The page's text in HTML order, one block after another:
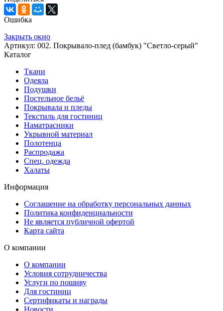
Ошибка
Закрыть окно
Артикул: 002. Покрывало-плед (бамбук) "Светло-серый"
Каталог
Ткани
Одеяла
Подушки
Постельное бельё
Покрывала и пледы
Текстиль для гостиниц
Наматрасники
Укрывной материал
Полотенца
Распродажа
Спец. одежда
Халаты
Информация
Соглашение на обработку персональных данных
Политика конфиденциальности
Не является публичной офертой
Карта сайта
О компании
О компании
Условия сотрудничества
Услуги по пошиву
Для гостиниц
Сертификаты и награды